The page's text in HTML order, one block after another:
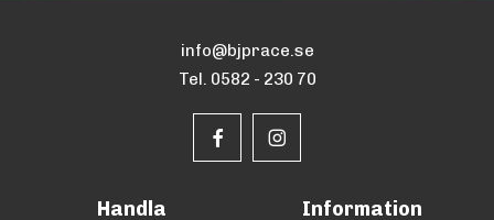
info@bjprace.se
Tel. 0582 - 230 70
Handla Information